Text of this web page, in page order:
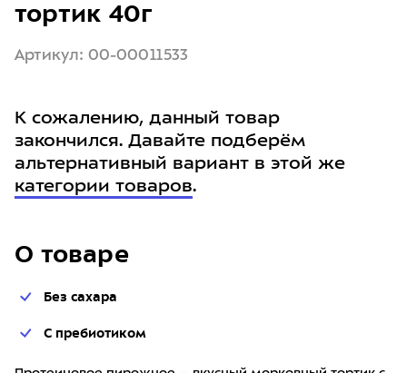
О товаре
Без сахара
С пребиотиком
тортик 40г
Артикул: 00-00011533
К сожалению, данный товар
закончился. Давайте подберём
альтернативный вариант в этой же
категории товаров.